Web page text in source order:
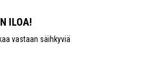
ILOA!
vastaan säihkyviä